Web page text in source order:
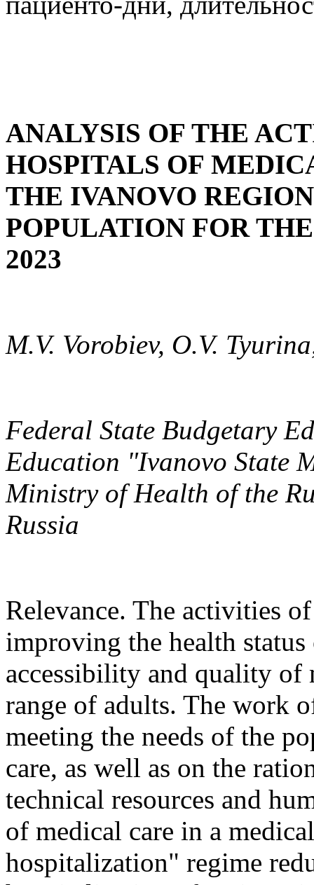
ANALYSIS OF THE
HOSPITALS OF
THE IVANOVO
POPULATION FOR
2023
M.V. Vorobiev, O.V.
Federal State Budgetary
Education "Ivanovo State
Ministry of Health of the
Russia
Relevance. The activities
improving the health
accessibility and quality of
range of adults. The work
meeting the needs of the
care, as well as on the
technical resources and
of medical care in a
hospitalization" regime